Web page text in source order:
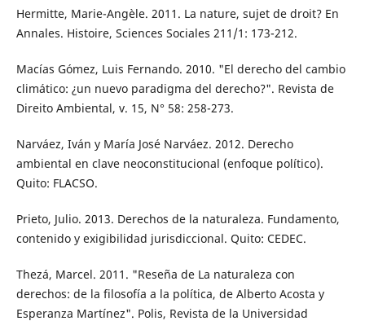
Hermitte, Marie-Angèle. 2011. La nature, sujet de droit? En
Annales. Histoire, Sciences Sociales 211/1: 173-212.
Macías Gómez, Luis Fernando. 2010. "El derecho del cambio
climático: ¿un nuevo paradigma del derecho?". Revista de
Direito Ambiental, v. 15, N° 58: 258-273.
Narváez, Iván y María José Narváez. 2012. Derecho
ambiental en clave neoconstitucional (enfoque político).
Quito: FLACSO.
Prieto, Julio. 2013. Derechos de la naturaleza. Fundamento,
contenido y exigibilidad jurisdiccional. Quito: CEDEC.
Thezá, Marcel. 2011. "Reseña de La naturaleza con
derechos: de la filosofía a la política, de Alberto Acosta y
Esperanza Martínez". Polis, Revista de la Universidad